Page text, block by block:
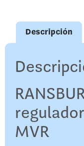
Descripción
MVR